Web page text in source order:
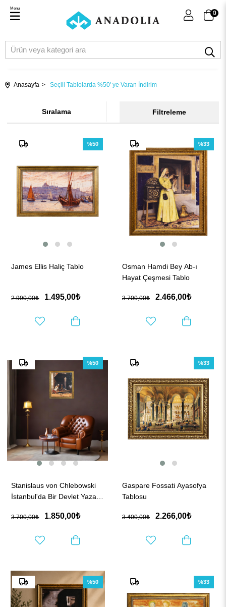
0
Menu
Anasayfa Seçili Tablolarda %50' ye Varan İndirim
Filtreleme
Sıralama
James Ellis Haliç Tablo
1.495,00₺
2.990,00₺
%50
Osman Hamdi Bey Ab-ı
Hayat Çeşmesi Tablo
2.466,00₺
3.700,00₺
%33
Stanislaus von Chlebowski
İstanbul'da Bir Devlet Yazarı
1.850,00₺
3.700,00₺
%50
Gaspare Fossati Ayasofya
Tablosu
2.266,00₺
3.400,00₺
%33
%50 %33